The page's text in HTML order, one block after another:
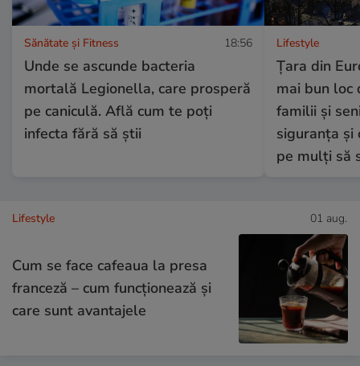
Sănătate și Fitness 18:56
Unde se ascunde bacteria
mortală Legionella, care prosperă
pe caniculă. Află cum te poți
infecta fără să știi
Lifestyle
Țara din
mai bun loc
familii și
siguranța și
pe mulți să
Lifestyle 01 aug.
Cum se face cafeaua la presa
franceză – cum funcționează și
care sunt avantajele